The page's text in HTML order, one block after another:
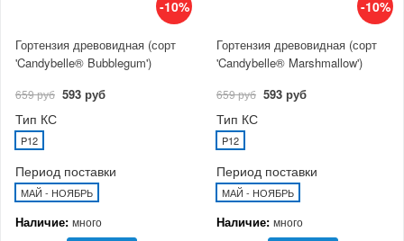
-10%
Гортензия древовидная (сорт
'Candybelle® Bubblegum')
659 руб 593 руб
Тип КС
P12
Период поставки
МАЙ - НОЯБРЬ
Наличие: много
-10%
Гортензия древовидная (сорт
'Candybelle® Marshmallow')
659 руб 593 руб
Тип КС
P12
Период поставки
МАЙ - НОЯБРЬ
Наличие: много